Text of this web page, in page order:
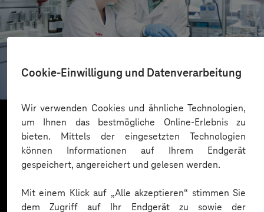
Cookie-Einwilligung und Datenverarbeitung
Wir verwenden Cookies und ähnliche Technologien,
um Ihnen das bestmögliche Online-Erlebnis zu
bieten. Mittels der eingesetzten Technologien
können Informationen auf Ihrem Endgerät
gespeichert, angereichert und gelesen werden.
Mit einem Klick auf „Alle akzeptieren“ stimmen Sie
dem Zugriff auf Ihr Endgerät zu sowie der
Global vernetzt mit neuem Intranet
Mehr laden